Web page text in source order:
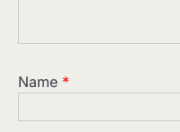
Name *